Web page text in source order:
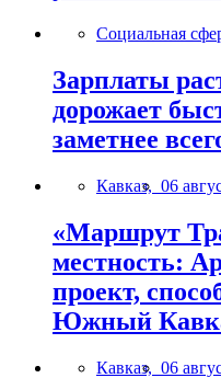
Социальная
Зарплаты
дорожает
заметнее
Кавказ, 06
«Маршрут
местность:
проект,
Южный
Кавказ, 06